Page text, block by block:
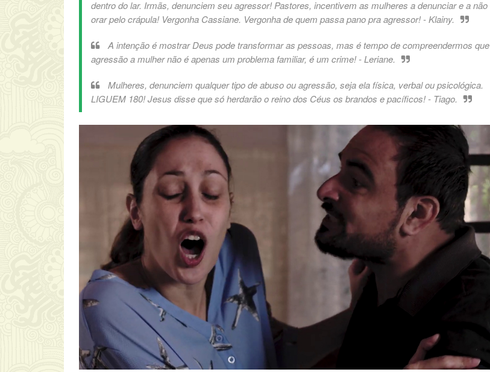
dentro do lar. Irmãs, denunciem seu agressor! Pastores, incentivem as mulheres a denunciar e a não
orar pelo crápula! Vergonha Cassiane. Vergonha de quem passa pano pra agressor! - Klainy.
A intenção é mostrar Deus pode transformar as pessoas, mas é tempo de compreendermos que
agressão a mulher não é apenas um problema familiar, é um crime! - Leriane.
Mulheres, denunciem qualquer tipo de abuso ou agressão, seja ela física, verbal ou psicológica.
LIGUEM 180! Jesus disse que só herdarão o reino dos Céus os brandos e pacíficos! - Tiago.